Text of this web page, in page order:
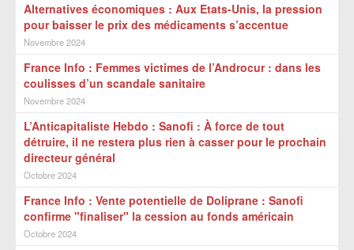
Alternatives économiques : Aux Etats-Unis, la pression
pour baisser le prix des médicaments s’accentue
Novembre 2024
France Info : Femmes victimes de l’Androcur : dans les
coulisses d’un scandale sanitaire
Novembre 2024
L’Anticapitaliste Hebdo : Sanofi : À force de tout
détruire, il ne restera plus rien à casser pour le prochain
directeur général
Octobre 2024
France Info : Vente potentielle de Doliprane : Sanofi
confirme "finaliser" la cession au fonds américain
Octobre 2024